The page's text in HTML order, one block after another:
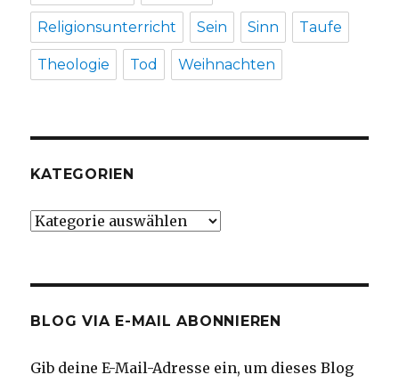
Religionsunterricht Sein Sinn Taufe
Theologie Tod Weihnachten
KATEGORIEN
Kategorien
BLOG VIA E-MAIL ABONNIEREN
Gib deine E-Mail-Adresse ein, um dieses Blog